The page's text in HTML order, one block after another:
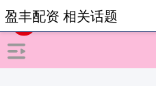
盈丰配资 相关话题